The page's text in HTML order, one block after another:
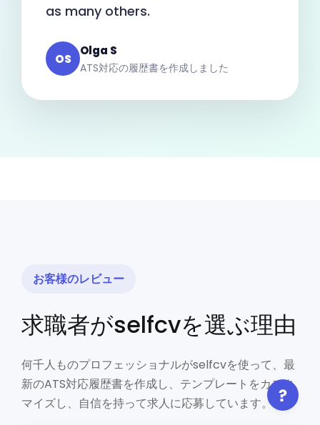
as many others.
OS
Olga S
ATS対応の履歴書を作成しました
お客様のレビュー
求職者がselfcvを選ぶ理由
何千人ものプロフェッショナルがselfcvを使って、最
新のATS対応履歴書を作成し、テンプレートをカスタ
マイズし、自信を持って求人に応募しています。